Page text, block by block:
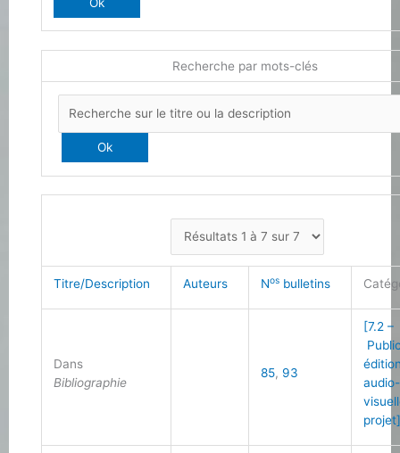
Recherche par mots-clés
Titre/Description Auteurs Nos bulletins
Dans
Bibliographie
85, 93
[7.2 –
audio-